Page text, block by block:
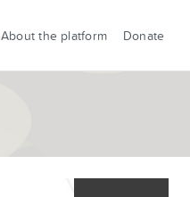
About the platform Donate